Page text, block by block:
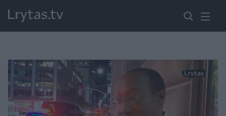
Paremkite Ukrainą